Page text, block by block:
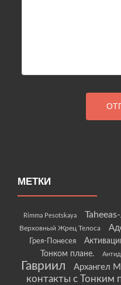
МЕТКИ
Rimma Pesotskaya
Верховный Жрец Телоса
Грея-Понесея
Тонком плане.
Гавриил
Архангел
контакты с Тонким